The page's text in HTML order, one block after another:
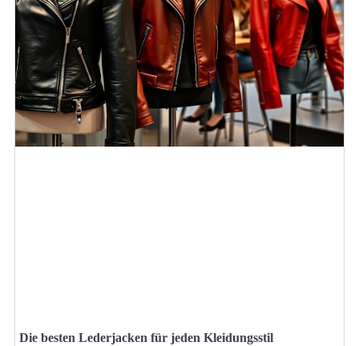
Die besten Lederjacken für jeden Kleidungsstil